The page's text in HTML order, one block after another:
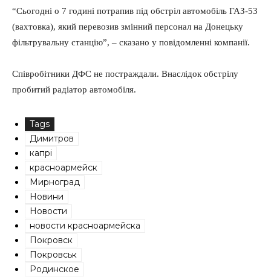
“Сьогодні о 7 годині потрапив під обстріл автомобіль ГАЗ-53
(вахтовка), який перевозив змінний персонал на Донецьку
фільтрувальну станцію”, – сказано у повідомленні компанії.
Співробітники ДФС не постраждали. Внаслідок обстрілу
пробитий радіатор автомобіля.
Tags
Димитров
капрі
красноармейск
Мирноград
Новини
Новости
новости красноармейска
Покровск
Покровськ
Родинское